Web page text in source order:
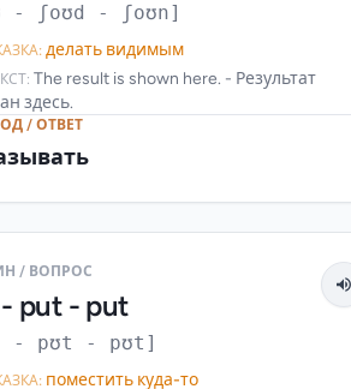
- ʃoʊd - ʃoʊn]
делать видимым
The result is shown here. - Результат
здесь.
/ ОТВЕТ
/ ВОПРОС
put - put
- pʊt - pʊt]
поместить куда-то